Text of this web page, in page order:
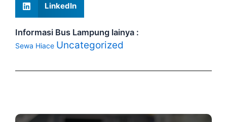
LinkedIn
Informasi Bus Lampung lainya :
Sewa Hiace Uncategorized